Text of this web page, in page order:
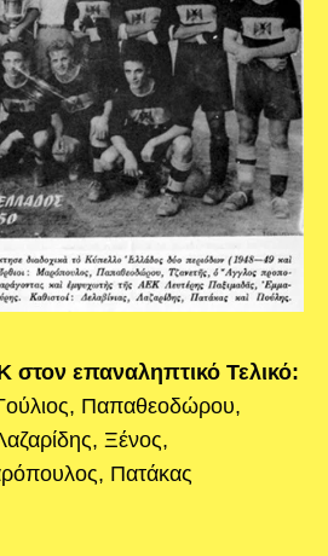
επαναληπτικό Τελικό:
Παπαθεοδώρου,
Ξένος,
Πατάκας